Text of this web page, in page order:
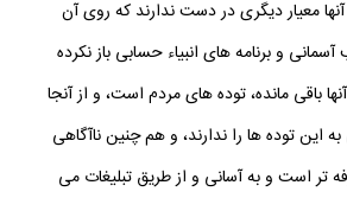
معيار ديگرى در دست ندارند كه روى آن
آسمانى و برنامه ‏هاى انبياء حسابى باز نكرده
باقى مانده، توده ‏هاى مردم است، و از آنجا
توده ‏ها را ندارند، و هم چنین ناآگاهى
تر است و به آسانى و از طريق تبليغات مى‏